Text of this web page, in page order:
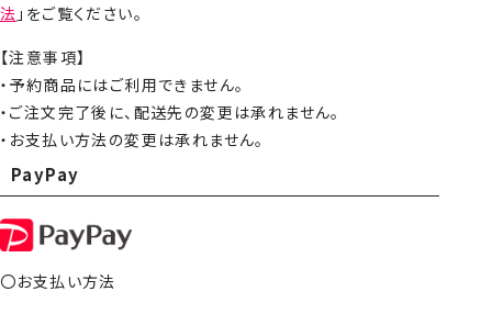
法 」をご覧ください。
【注意事項】
・予約商品にはご利用できません。
・ご注文完了後に、配送先の変更は承れません。
・お支払い方法の変更は承れません。
PayPay
〇お支払い方法